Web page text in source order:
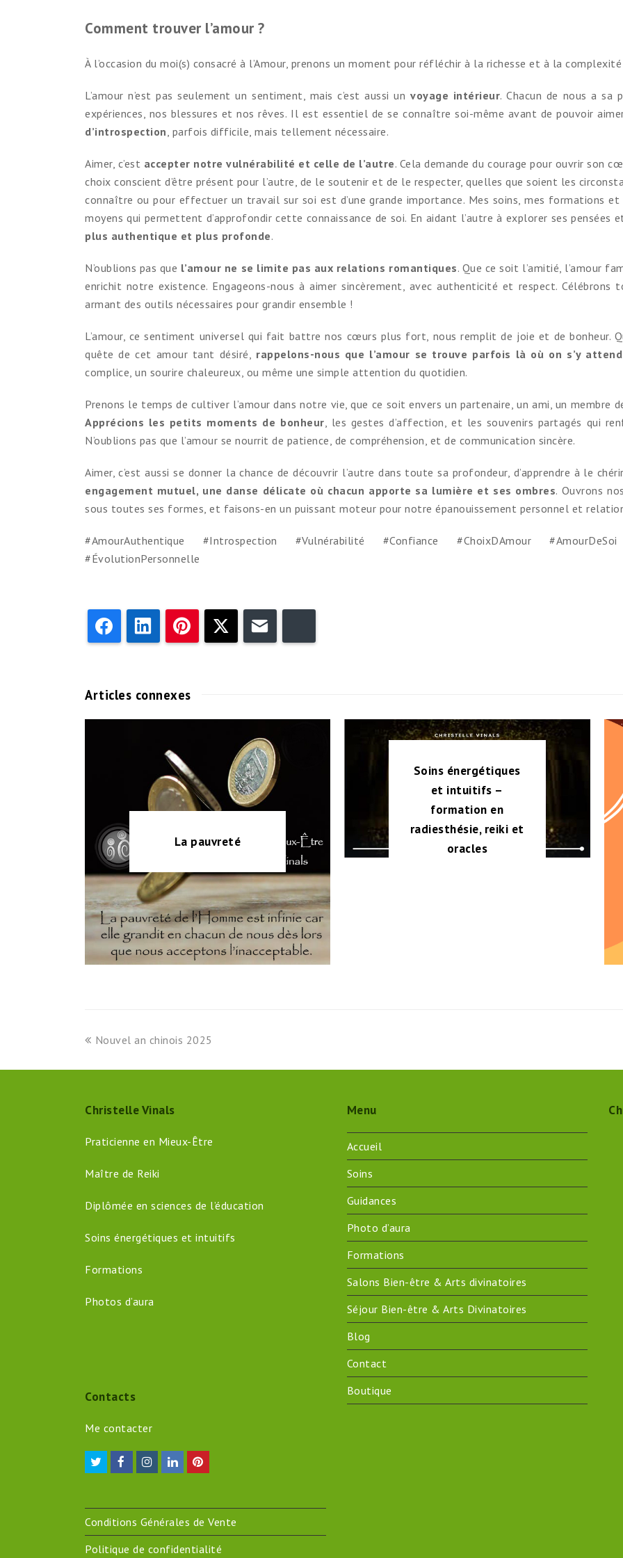
Comment trouver l’amour ?
À l’occasion du moi(s) consacré à l’Amour, prenons un moment pour réfléchir à la richesse et à la complexité
L’amour n’est pas seulement un sentiment, mais c’est aussi unvoyage intérieur. Chacun de nous a sa
expériences, nos blessures et nos rêves. Il est essentiel de se connaître soi-même avant de pouvoir
d’introspection, parfois difficile, mais tellement nécessaire.
Aimer, c’est accepter notre vulnérabilité et celle de l’autre. Cela demande du courage pour ouvrir son
choix conscient d’être présent pour l’autre, de le soutenir et de le respecter, quelles que soient les
connaître ou pour effectuer un travail sur soi est d’une grande importance. Mes soins, mes formations
moyens qui permettent d’approfondir cette connaissance de soi. En aidant l’autre à explorer ses pensées
plus authentique et plus profonde.
N’oublions pas que l’amour ne se limite pas aux relations romantiques. Que ce soit l’amitié, l’amour
enrichit notre existence. Engageons-nous à aimer sincèrement, avec authenticité et respect.
armant des outils nécessaires pour grandir ensemble !
L’amour, ce sentiment universel qui fait battre nos cœurs plus fort, nous remplit de joie et de bonheur.
quête de cet amour tant désiré, rappelons-nous que l’amour se trouve parfois là où on s’y
complice, un sourire chaleureux, ou même une simple attention du quotidien.
Prenons le temps de cultiver l’amour dans notre vie, que ce soit envers un partenaire, un ami, un membre
Apprécions les petits moments de bonheur, les gestes d’affection, et les souvenirs partagés qui
N’oublions pas que l’amour se nourrit de patience, de compréhension, et de communication sincère.
Aimer, c’est aussi se donner la chance de découvrir l’autre dans toute sa profondeur, d’apprendre à le
engagement mutuel, une danse délicate où chacun apporte sa lumière et ses ombres. Ouvrons
sous toutes ses formes, et faisons-en un puissant moteur pour notre épanouissement personnel et
#AmourAuthentique #Introspection #Vulnérabilité #Confiance #ChoixDAmour #AmourDeSoi
#ÉvolutionPersonnelle
FacebookLinkedIn PinterestTwitter
Articles connexes
La pauvreté
Soins énergétiques
et intuitifs –
formation en
radiesthésie, reiki et
oracles
previous
Nouvel an chinois 2025
Christelle Vinals
Praticienne en Mieux-Être
Maître de Reiki
Diplômée en sciences de l’éducation
Soins énergétiques et intuitifs
Formations
Photos d’aura
Contacts
Me contacter
TwitterFacebookInstagram
LinkedInPinterest
Conditions Générales de Vente
Politique de confidentialité
Menu
Accueil
Soins
Guidances
Photo d’aura
Formations
Salons Bien-être & Arts divinatoires
Séjour Bien-être & Arts Divinatoires
Blog
Contact
Boutique